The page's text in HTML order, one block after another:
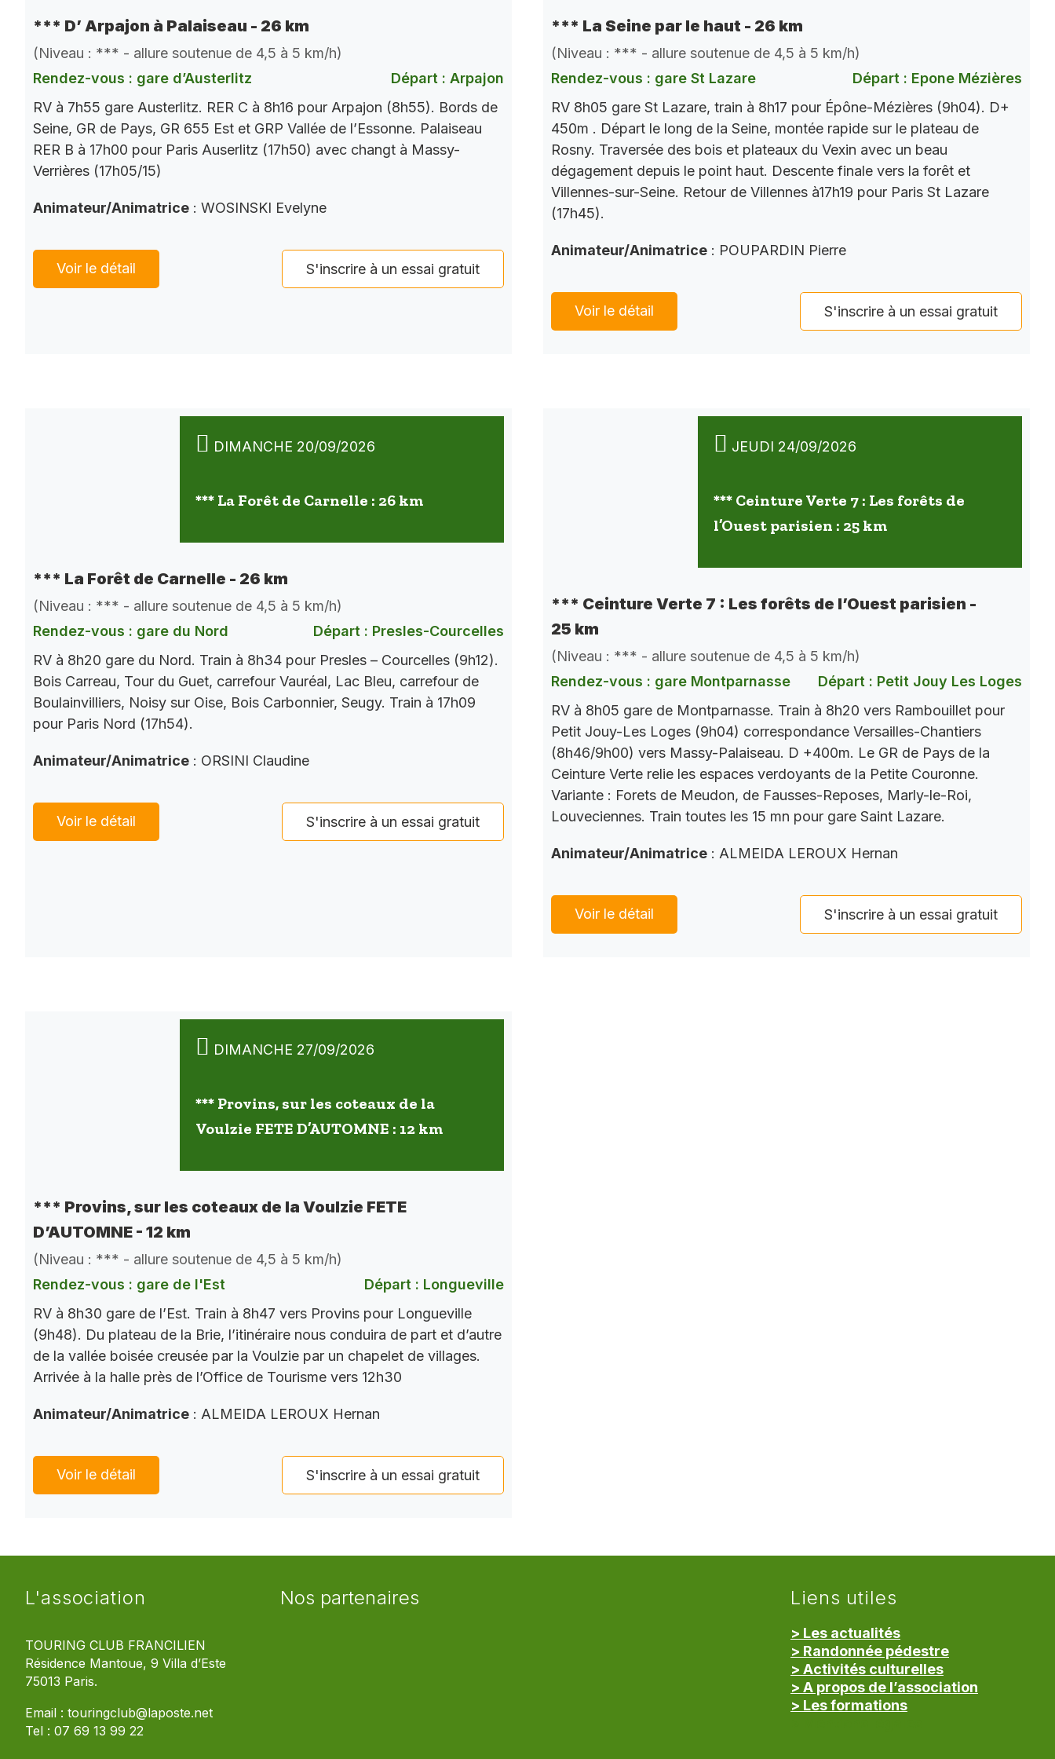
*** D’ Arpajon à Palaiseau - 26 km
(Niveau : *** - allure soutenue de 4,5 à 5 km/h)
Rendez-vous : gare d’Austerlitz
Départ : Arpajon
RV à 7h55 gare Austerlitz. RER C à 8h16 pour Arpajon (8h55). Bords de
Seine, GR de Pays, GR 655 Est et GRP Vallée de l’Essonne. Palaiseau
RER B à 17h00 pour Paris Auserlitz (17h50) avec changt à Massy-
Verrières (17h05/15)
Animateur/Animatrice : WOSINSKI Evelyne
Voir le détail S'inscrire à un essai gratuit
*** La Seine par le haut - 26 km
(Niveau : *** - allure soutenue de 4,5 à 5 km/h)
Rendez-vous : gare St Lazare
Départ : Epone Mézières
RV 8h05 gare St Lazare, train à 8h17 pour Épône-Mézières (9h04). D+
450m . Départ le long de la Seine, montée rapide sur le plateau de
Rosny. Traversée des bois et plateaux du Vexin avec un beau
dégagement depuis le point haut. Descente finale vers la forêt et
Villennes-sur-Seine. Retour de Villennes à17h19 pour Paris St Lazare
(17h45).
Animateur/Animatrice : POUPARDIN Pierre
Voir le détail S'inscrire à un essai gratuit
DIMANCHE 20/09/2026
*** La Forêt de Carnelle : 26 km
*** La Forêt de Carnelle - 26 km
(Niveau : *** - allure soutenue de 4,5 à 5 km/h)
Rendez-vous : gare du Nord
Départ : Presles-Courcelles
RV à 8h20 gare du Nord. Train à 8h34 pour Presles – Courcelles (9h12).
Bois Carreau, Tour du Guet, carrefour Vauréal, Lac Bleu, carrefour de
Boulainvilliers, Noisy sur Oise, Bois Carbonnier, Seugy. Train à 17h09
pour Paris Nord (17h54).
Animateur/Animatrice : ORSINI Claudine
Voir le détail S'inscrire à un essai gratuit
JEUDI 24/09/2026
*** Ceinture Verte 7 : Les forêts de
l’Ouest parisien : 25 km
*** Ceinture Verte 7 : Les forêts de l’Ouest parisien -
25 km
(Niveau : *** - allure soutenue de 4,5 à 5 km/h)
Rendez-vous : gare Montparnasse
Départ : Petit Jouy Les Loges
RV à 8h05 gare de Montparnasse. Train à 8h20 vers Rambouillet pour
Petit Jouy-Les Loges (9h04) correspondance Versailles-Chantiers
(8h46/9h00) vers Massy-Palaiseau. D +400m. Le GR de Pays de la
Ceinture Verte relie les espaces verdoyants de la Petite Couronne.
Variante : Forets de Meudon, de Fausses-Reposes, Marly-le-Roi,
Louveciennes. Train toutes les 15 mn pour gare Saint Lazare.
Animateur/Animatrice : ALMEIDA LEROUX Hernan
Voir le détail S'inscrire à un essai gratuit
DIMANCHE 27/09/2026
*** Provins, sur les coteaux de la
Voulzie FETE D’AUTOMNE : 12 km
*** Provins, sur les coteaux de la Voulzie FETE
D’AUTOMNE - 12 km
(Niveau : *** - allure soutenue de 4,5 à 5 km/h)
Rendez-vous : gare de l'Est
Départ : Longueville
RV à 8h30 gare de l’Est. Train à 8h47 vers Provins pour Longueville
(9h48). Du plateau de la Brie, l’itinéraire nous conduira de part et d’autre
de la vallée boisée creusée par la Voulzie par un chapelet de villages.
Arrivée à la halle près de l’Office de Tourisme vers 12h30
Animateur/Animatrice : ALMEIDA LEROUX Hernan
Voir le détail S'inscrire à un essai gratuit
L'association
TOURING CLUB FRANCILIEN
Résidence Mantoue, 9 Villa d’Este
75013 Paris.
Email : touringclub@laposte.net
Tel : 07 69 13 99 22
Nos partenaires Liens utiles
> Les actualités
> Randonnée pédestre
> Activités culturelles
> A propos de l’association
> Les formations